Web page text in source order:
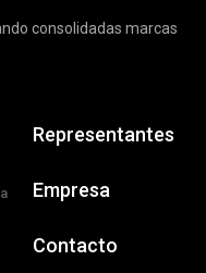
consolidadas marcas
Representantes
Empresa
Contacto